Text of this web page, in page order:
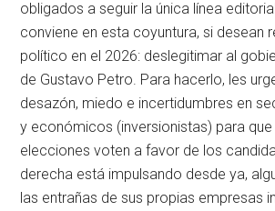
obligados a seguir la única línea
conviene en esta coyuntura, si desean
político en el 2026: deslegitimar al
de Gustavo Petro. Para hacerlo, les
desazón, miedo e incertidumbres en
y económicos (inversionistas) para
elecciones voten a favor de los
derecha está impulsando desde ya,
las entrañas de sus propias empresas